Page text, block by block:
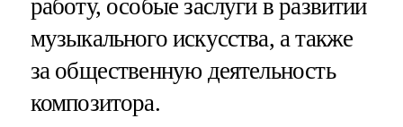
работу, особые заслуги в развитии
музыкального искусства, а также
за общественную деятельность
композитора.